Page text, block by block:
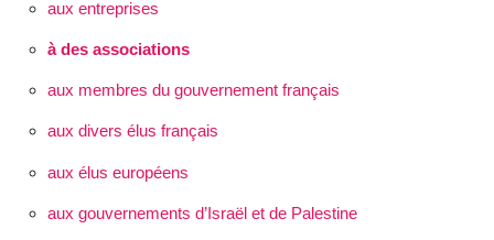
aux entreprises
à des associations
aux membres du gouvernement français
aux divers élus français
aux élus européens
aux gouvernements d’Israël et de Palestine